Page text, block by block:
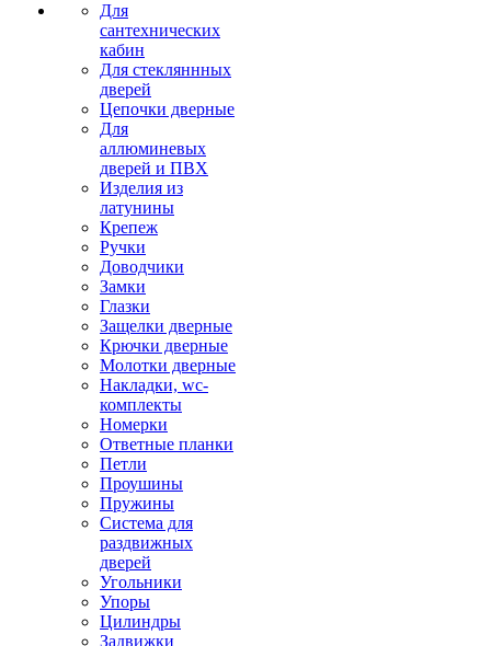
Для
сантехнических
кабин
Для стекляннных
дверей
Цепочки дверные
Для
аллюминевых
дверей и ПВХ
Изделия из
латунины
Крепеж
Ручки
Доводчики
Замки
Глазки
Защелки дверные
Крючки дверные
Молотки дверные
Накладки, wc-
комплекты
Номерки
Ответные планки
Петли
Проушины
Пружины
Система для
раздвижных
дверей
Угольники
Упоры
Цилиндры
Задвижки